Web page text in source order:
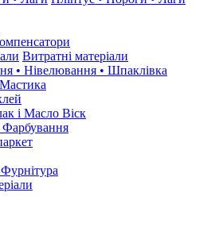
Витратні матеріали
• Нівелювання • Шпаклівка
і Масло Віск
Фарбування